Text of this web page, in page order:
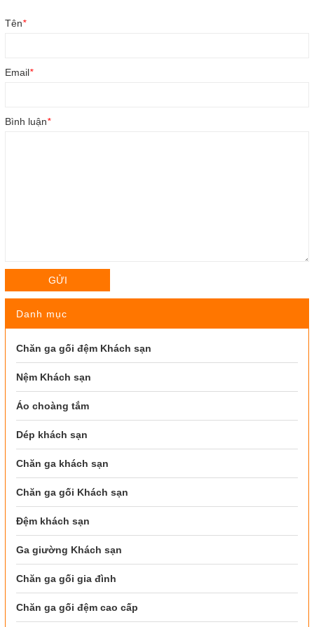
Tên*
Email*
Bình luận*
GỬI
Danh mục
Chăn ga gối đệm Khách sạn
Nệm Khách sạn
Áo choàng tắm
Dép khách sạn
Chăn ga khách sạn
Chăn ga gối Khách sạn
Đệm khách sạn
Ga giường Khách sạn
Chăn ga gối gia đình
Chăn ga gối đệm cao cấp